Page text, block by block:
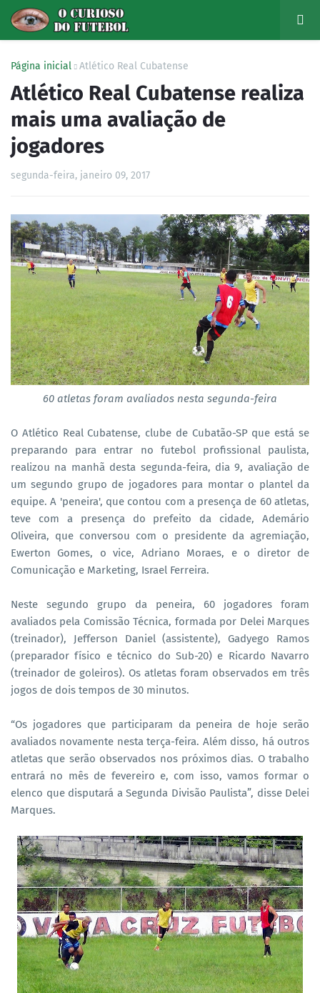
Página inicial Atlético Real Cubatense
Atlético Real Cubatense realiza
mais uma avaliação de
jogadores
segunda-feira, janeiro 09, 2017
60 atletas foram avaliados nesta segunda-feira
O Atlético Real Cubatense, clube de Cubatão-SP que está se
preparando para entrar no futebol profissional paulista,
realizou na manhã desta segunda-feira, dia 9, avaliação de
um segundo grupo de jogadores para montar o plantel da
equipe. A 'peneira', que contou com a presença de 60 atletas,
teve com a presença do prefeito da cidade, Ademário
Oliveira, que conversou com o presidente da agremiação,
Ewerton Gomes, o vice, Adriano Moraes, e o diretor de
Comunicação e Marketing, Israel Ferreira.
Neste segundo grupo da peneira, 60 jogadores foram
avaliados pela Comissão Técnica, formada por Delei Marques
(treinador), Jefferson Daniel (assistente), Gadyego Ramos
(preparador físico e técnico do Sub-20) e Ricardo Navarro
(treinador de goleiros). Os atletas foram observados em três
jogos de dois tempos de 30 minutos.
“Os jogadores que participaram da peneira de hoje serão
avaliados novamente nesta terça-feira. Além disso, há outros
atletas que serão observados nos próximos dias. O trabalho
entrará no mês de fevereiro e, com isso, vamos formar o
elenco que disputará a Segunda Divisão Paulista”, disse Delei
Marques.